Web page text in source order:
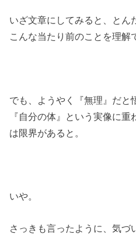
いざ文章にしてみると、とん
こんな当たり前のことを理解
でも、ようやく『無理』だと
『自分の体』という実像に
は限界があると。
いや。
さっきも言ったように、気づ